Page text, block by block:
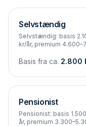
Selvstændig
Selvstændig: basis
kr/år, premium
Basis fra ca. 2.800
Pensionist
Pensionist: basis
år, premium